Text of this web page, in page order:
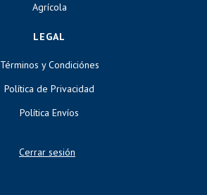
Agrícola
LEGAL
Términos y Condiciónes
Política de Privacidad
Política Envíos
Cerrar sesión